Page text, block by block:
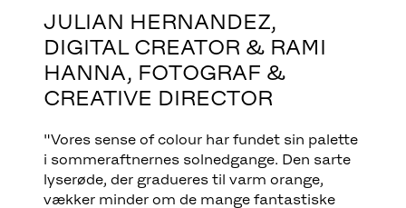
JULIAN HERNANDEZ,
DIGITAL CREATOR & RAMI
HANNA, FOTOGRAF &
CREATIVE DIRECTOR
"Vores sense of colour har fundet sin palette
i sommeraftnernes solnedgange. Den sarte
lyserøde, der gradueres til varm orange,
vækker minder om de mange fantastiske